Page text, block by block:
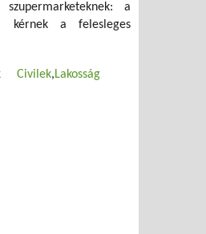
a
kérnek a felesleges
Civilek Lakosság